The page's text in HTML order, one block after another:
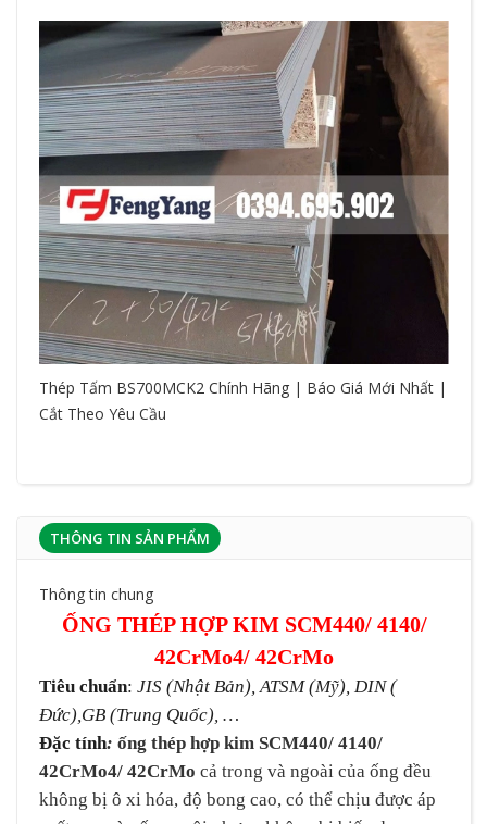
Thép Tấm BS700MCK2 Chính Hãng | Báo Giá Mới Nhất |
Cắt Theo Yêu Cầu
THÔNG TIN SẢN PHẨM
Thông tin chung
ỐNG THÉP HỢP KIM SCM440/ 4140/
42CrMo4/ 42CrMo
Tiêu chuẩn: JIS (Nhật Bản), ATSM (Mỹ), DIN (
Đức),GB (Trung Quốc), …
Đặc tính: ống thép hợp kim SCM440/ 4140/
42CrMo4/ 42CrMo cả trong và ngoài của ống đều
không bị ô xi hóa, độ bong cao, có thể chịu được áp